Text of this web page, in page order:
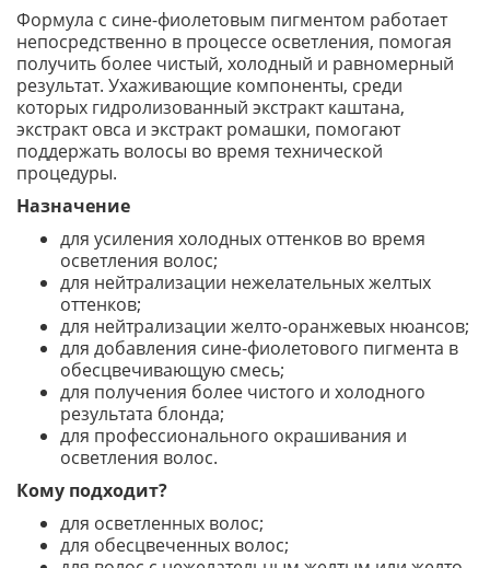
Формула с сине-фиолетовым пигментом работает
непосредственно в процессе осветления, помогая
получить более чистый, холодный и равномерный
результат. Ухаживающие компоненты, среди
которых гидролизованный экстракт каштана,
экстракт овса и экстракт ромашки, помогают
поддержать волосы во время технической
процедуры.
Назначение
для усиления холодных оттенков во время
осветления волос;
для нейтрализации нежелательных желтых
оттенков;
для нейтрализации желто-оранжевых нюансов;
для добавления сине-фиолетового пигмента в
обесцвечивающую смесь;
для получения более чистого и холодного
результата блонда;
для профессионального окрашивания и
осветления волос.
Кому подходит?
для осветленных волос;
для обесцвеченных волос;